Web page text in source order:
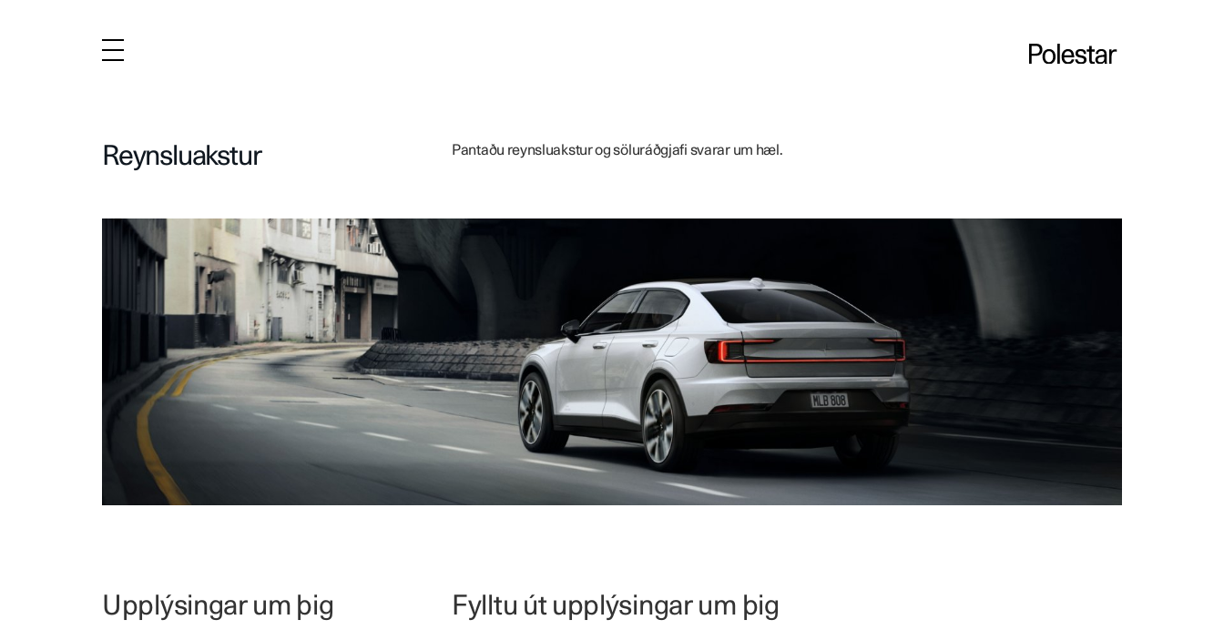
Reynsluakstur Pantaðu reynsluakstur og söluráðgjafi svarar um hæl.
Upplýsingar um þig Fylltu út upplýsingar um þig